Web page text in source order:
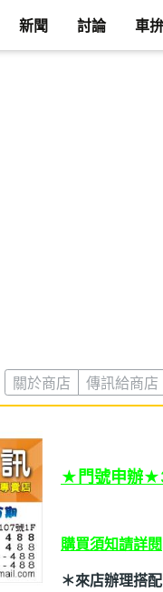
新聞 討論 車拚
關於商店 傳訊給商店
★門號申辦
購買須知請詳閱
＊來店辦理搭